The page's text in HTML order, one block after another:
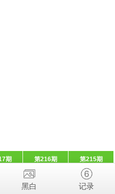
期 第216期 第215期
黑白 记录